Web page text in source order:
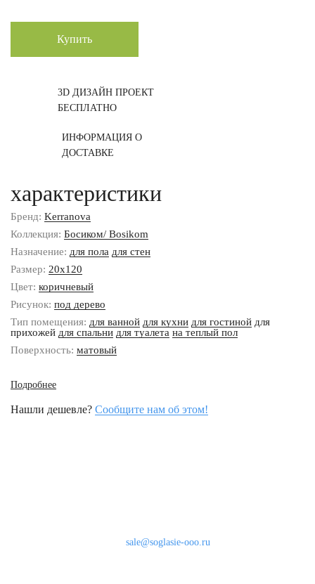
Купить
3D ДИЗАЙН ПРОЕКТ
БЕСПЛАТНО
ИНФОРМАЦИЯ О
ДОСТАВКЕ
характеристики
Бренд: Kerranova
Коллекция: Босиком/ Bosikom
Назначение: для пола для стен
Размер: 20x120
Цвет: коричневый
Рисунок: под дерево
Тип помещения: для ванной для кухни для гостиной для
прихожей для спальни для туалета на теплый пол
Поверхность: матовый
Подробнее
Нашли дешевле? Сообщите нам об этом!
sale@soglasie-ooo.ru